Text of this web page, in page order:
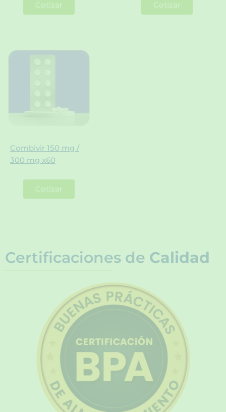
Cotizar Cotizar
Combivir 150 mg /
300 mg x60
Cotizar
Certificaciones de Calidad